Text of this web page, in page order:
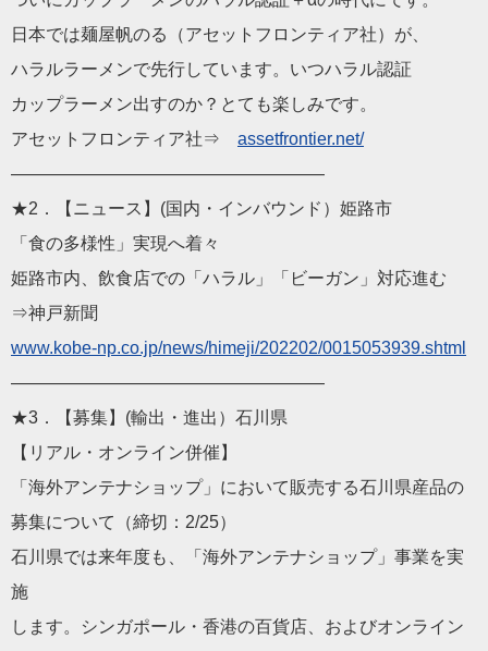
日本では麺屋帆のる（アセットフロンティア社）が、
ハラルラーメンで先行しています。いつハラル認証
カップラーメン出すのか？とても楽しみです。
アセットフロンティア社⇒ assetfrontier.net/
——————————————————
★2．【ニュース】(国内・インバウンド）姫路市
「食の多様性」実現へ着々
姫路市内、飲食店での「ハラル」「ビーガン」対応進む
⇒神戸新聞
www.kobe-np.co.jp/news/himeji/202202/0015053939.shtm
——————————————————
★3．【募集】(輸出・進出）石川県
【リアル・オンライン併催】
「海外アンテナショップ」において販売する石川県産品の
募集について（締切：2/25）
石川県では来年度も、「海外アンテナショップ」事業を実
施
します。シンガポール・香港の百貨店、およびオンライン